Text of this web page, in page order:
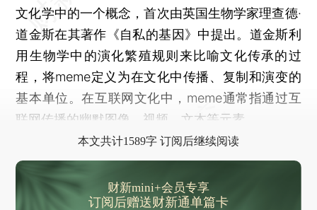
文化学中的一个概念，首次由英国生物学家理查德·
道金斯在其著作《自私的基因》中提出。道金斯利
用生物学中的演化繁殖规则来比喻文化传承的过
程，将meme定义为在文化中传播、复制和演变的
基本单位。在互联网文化中，meme通常指通过互
联网传播的幽默图像、视频、文本等元素。‌‌
本文共计1589字 订阅后继续阅读
财新mini+会员专享
订阅后赠送财新通单篇卡